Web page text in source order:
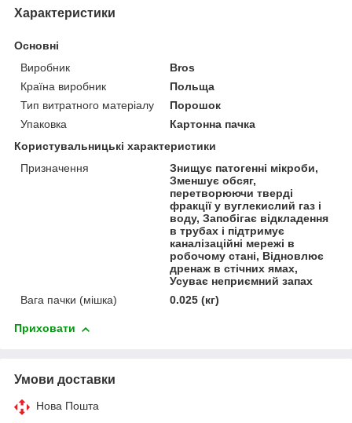
Характеристики
Основні
Виробник
Bros
Країна виробник
Польща
Тип витратного матеріалу
Порошок
Упаковка
Картонна пачка
Користувальницькі характеристики
Призначення
Знищує патогенні мікроби,
Зменшує обсяг,
перетворюючи тверді
фракції у вуглекислий газ і
воду, Запобігає відкладення
в трубах і підтримує
каналізаційні мережі в
робочому стані, Відновлює
дренаж в стічних ямах,
Усуває неприємний запах
Вага пачки (мішка)
0.025 (кг)
Приховати
Умови доставки
Нова Пошта